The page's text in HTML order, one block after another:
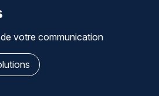
votre communication